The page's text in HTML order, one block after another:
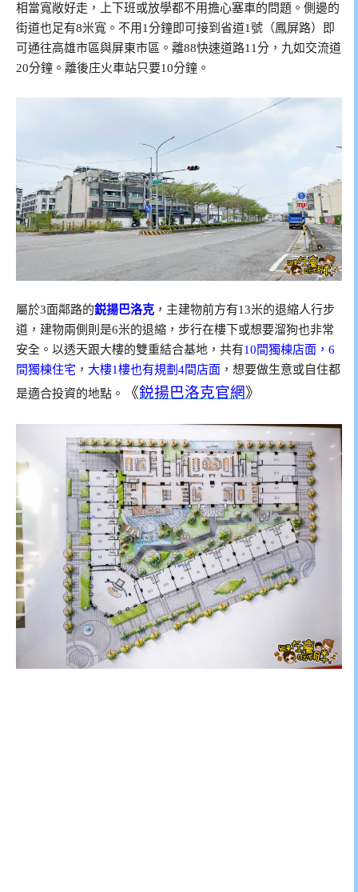
相當寬敞好走，上下班或放學都不用擔心塞車的問題。側邊的
街道也足有8米寬。不用1分鐘即可接到省道1號（鳳屏路）即
可通往高雄市區與屏東市區。離88快速道路11分，九如交流道
20分鐘。離後庄火車站只要10分鐘。
屬於3面鄰路的鋭揚巴洛克 ，主建物前方有13米的退縮人行步
道，建物兩側則是6米的退縮，步行在樓下或想要溜狗也非常
安全。以透天跟大樓的雙重結合基地，共有10間獨棟店面，6
間獨棟住宅 ， 大樓1樓也有規劃4間店面 ，想要做生意或自住都
是適合投資的地點。
《鋭揚巴洛克官網》